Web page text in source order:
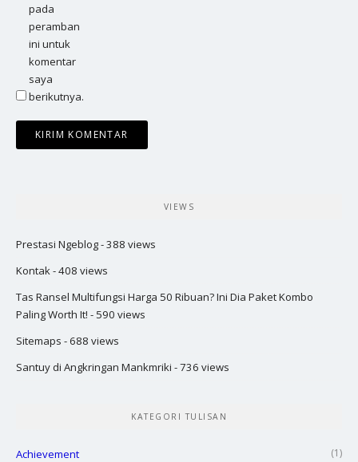
pada
peramban
ini untuk
komentar
saya
berikutnya.
VIEWS
Prestasi Ngeblog- 388 views
Kontak- 408 views
Tas Ransel Multifungsi Harga 50 Ribuan? Ini Dia Paket Kombo
Paling Worth It! - 590 views
Sitemaps - 688 views
Santuy di Angkringan Mankmriki - 736 views
KATEGORI TULISAN
Achievement (1)